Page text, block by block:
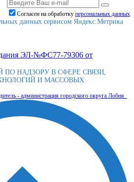
Согласен на обработку персональныx данных
данных сервисом Яндекс.Метрика
ЭЛ-№ФС77-79306 от
НАДЗОРУ В СФЕРЕ СВЯЗИ,
И МАССОВЫХ
- администрация городского округа Лобня